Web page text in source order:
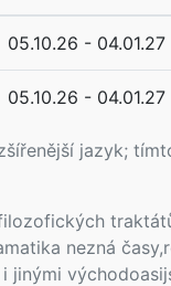
jazyk;
nezná
05.10.26 - 04.01.27
05.10.26 - 04.01.27